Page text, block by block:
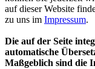
auf dieser Website
zu uns im Impressum.
Die auf der Seite
automatische
Maßgeblich sind die